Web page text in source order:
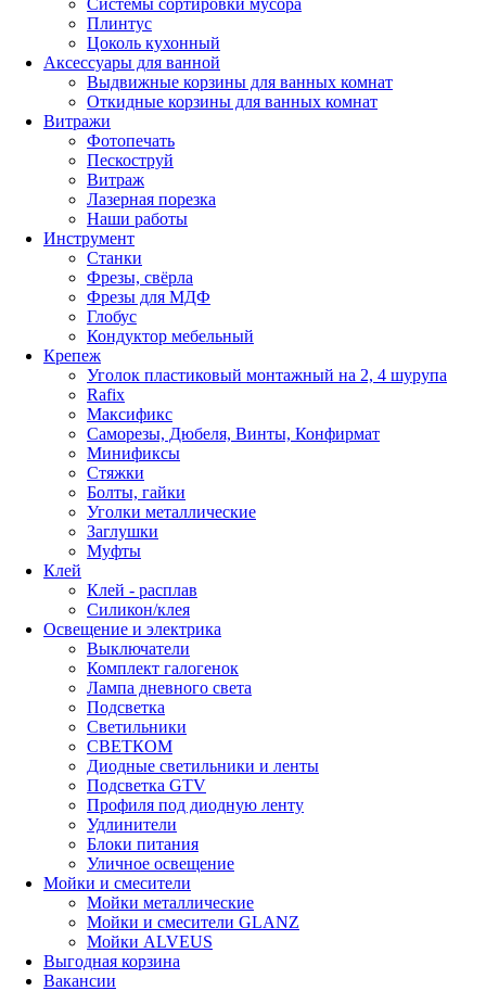
Плинтус
Цоколь кухонный
Аксессуары для ванной
Выдвижные корзины для ванных комнат
Откидные корзины для ванных комнат
Витражи
Фотопечать
Пескоструй
Витраж
Лазерная порезка
Наши работы
Инструмент
Станки
Фрезы, свёрла
Фрезы для МДФ
Глобус
Кондуктор мебельный
Крепеж
Уголок пластиковый монтажный на 2, 4 шурупа
Rafix
Максификс
Саморезы, Дюбеля, Винты, Конфирмат
Минификсы
Стяжки
Болты, гайки
Уголки металлические
Заглушки
Муфты
Клей
Клей - расплав
Силикон/клея
Освещение и электрика
Выключатели
Комплект галогенок
Лампа дневного света
Подсветка
Светильники
СВЕТКОМ
Диодные светильники и ленты
Подсветка GTV
Профиля под диодную ленту
Удлинители
Блоки питания
Уличное освещение
Мойки и смесители
Мойки металлические
Мойки и смесители GLANZ
Мойки ALVEUS
Выгодная корзина
Вакансии